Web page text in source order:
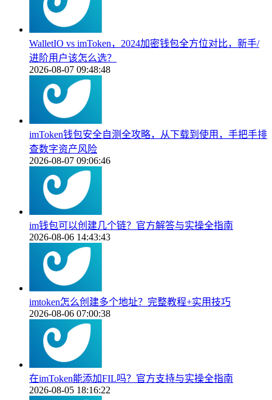
WalletIO vs imToken，2024加密钱包全方位对比，新手/
进阶用户该怎么选？
2026-08-07 09:48:48
imToken钱包安全自测全攻略，从下载到使用，手把手排
查数字资产风险
2026-08-07 09:06:46
im钱包可以创建几个链？官方解答与实操全指南
2026-08-06 14:43:43
imtoken怎么创建多个地址？完整教程+实用技巧
2026-08-06 07:00:38
在imToken能添加FIL吗？官方支持与实操全指南
2026-08-05 18:16:22